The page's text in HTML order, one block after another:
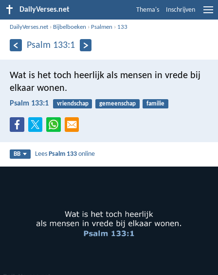
DailyVerses.net Thema's Inschrijven
DailyVerses.net › Bijbelboeken › Psalmen › 133
Psalm 133:1
Wat is het toch heerlijk als mensen in vrede bij
elkaar wonen.
Psalm 133:1 vriendschap gemeenschap familie
BB LeesPsalm 133 online